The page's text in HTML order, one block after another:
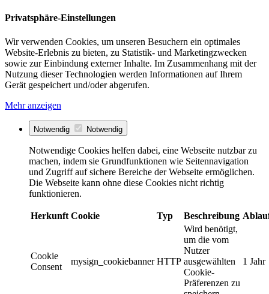
Privatsphäre-Einstellungen
Wir verwenden Cookies, um unseren Besuchern ein optimales
Website-Erlebnis zu bieten, zu Statistik- und Marketingzwecken
sowie zur Einbindung externer Inhalte. Im Zusammenhang mit der
Nutzung dieser Technologien werden Informationen auf Ihrem
Gerät gespeichert und/oder abgerufen.
Mehr anzeigen
Notwendig Notwendig
Notwendige Cookies helfen dabei, eine Webseite nutzbar zu
machen, indem sie Grundfunktionen wie Seitennavigation
und Zugriff auf sichere Bereiche der Webseite ermöglichen.
Die Webseite kann ohne diese Cookies nicht richtig
funktionieren.
Herkunft Cookie Typ Beschreibung
Cookie
Consent
mysign_cookiebanner HTTP
Wird benötigt,
um die vom
Nutzer
ausgewählten
Cookie-
Präferenzen zu
1 Jahr